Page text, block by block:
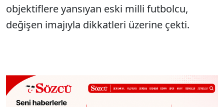
objektiflere yansıyan eski milli futbolcu,
değişen imajıyla dikkatleri üzerine çekti.